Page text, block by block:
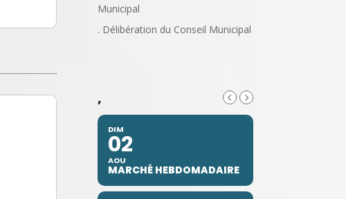
Municipal
. Délibération du Conseil Municipal
,
DIM
02
AOU
MARCHÉ HEBDOMADAIRE